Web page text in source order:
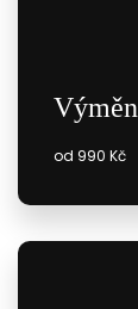
od 990 Kč